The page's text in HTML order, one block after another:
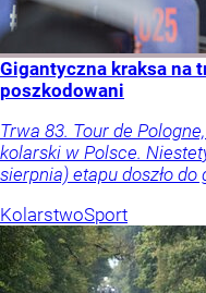
Gigantyczna kraksa na
poszkodowani
Trwa 83. Tour de
kolarski w Polsce.
sierpnia) etapu doszło do
KolarstwoSport